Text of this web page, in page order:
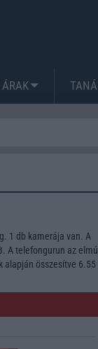
1 db kamerája van. A
A telefongurun az
alapján összesítve 6.55